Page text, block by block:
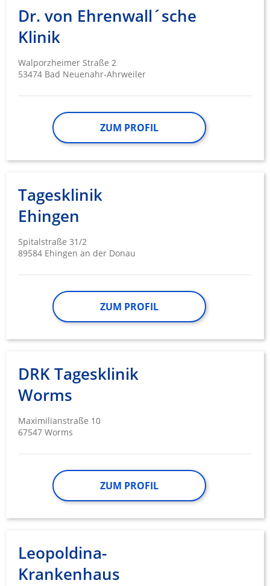
Dr. von Ehrenwall´sche
Klinik
Walporzheimer Straße 2
53474 Bad Neuenahr-Ahrweiler
ZUM PROFIL
Tagesklinik
Ehingen
Spitalstraße 31/2
89584 Ehingen an der Donau
ZUM PROFIL
DRK Tagesklinik
Worms
Maximilianstraße 10
67547 Worms
ZUM PROFIL
Leopoldina-
Krankenhaus
verschiedenen Quellen
Entwicklung und Verbesserung der
Angebote
Verwendung reduzierter Daten zur Auswahl
von Inhalten
IAB-Besonderheiten:
Verwendung genauer Standortdaten
Geräte anhand von aktiv angeforderten
Notwendig
Performance
Funktional